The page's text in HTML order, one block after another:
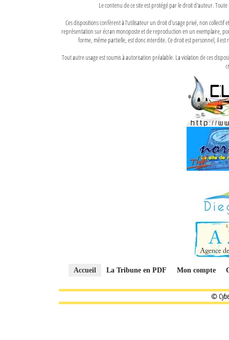
Le contenu de ce site est protégé par le droit d'auteur.
Ces dispositions confèrent à l'utilisateur un droit d'usage privé, non
représentation sur écran monoposte et de reproduction en un exemplaire,
forme, même partielle, est donc interdite. Ce droit est personnel, il
Tout autre usage est soumis à autorisation préalable. La violation de ces
Accueil La Tribune en PDF Mon compte
©